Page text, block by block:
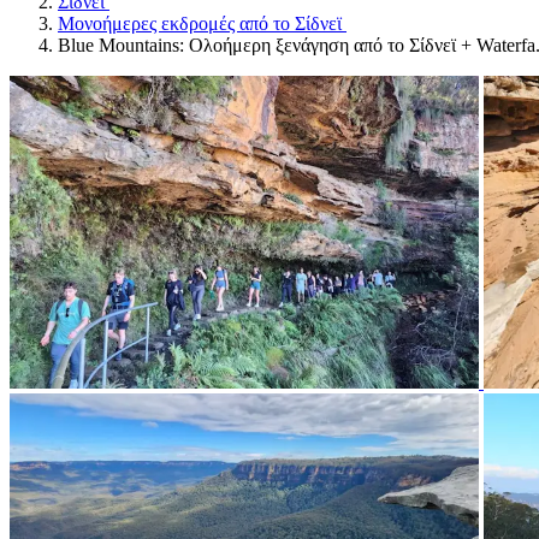
Μονοήμερες εκδρομές από το Σίδνεϊ
Blue Mountains: Ολοήμερη ξενάγηση από το Σίδνεϊ +